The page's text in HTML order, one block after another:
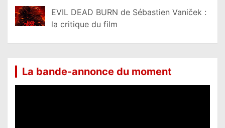
EVIL DEAD BURN de Sébastien Vaniček :
la critique du film
La bande-annonce du moment